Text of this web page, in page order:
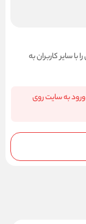
با سایر کاربران به
به سایت روی